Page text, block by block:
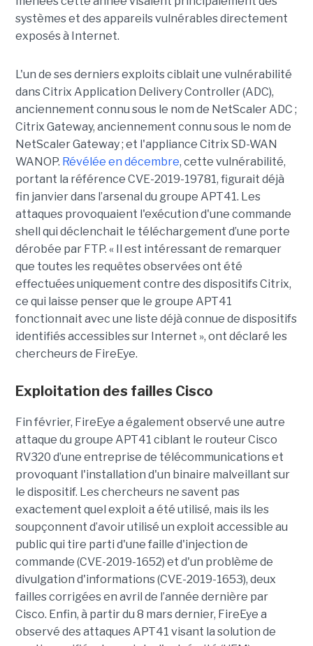
systèmes et des appareils vulnérables directement
exposés à Internet.
L'un de ses derniers exploits ciblait une vulnérabilité
dans Citrix Application Delivery Controller (ADC),
anciennement connu sous le nom de NetScaler ADC ;
Citrix Gateway, anciennement connu sous le nom de
NetScaler Gateway ; et l'appliance Citrix SD-WAN
WANOP. Révélée en décembre, cette vulnérabilité,
portant la référence CVE-2019-19781, figurait déjà
fin janvier dans l’arsenal du groupe APT41. Les
attaques provoquaient l'exécution d'une commande
shell qui déclenchait le téléchargement d’une porte
dérobée par FTP. « Il est intéressant de remarquer
que toutes les requêtes observées ont été
effectuées uniquement contre des dispositifs Citrix,
ce qui laisse penser que le groupe APT41
fonctionnait avec une liste déjà connue de dispositifs
identifiés accessibles sur Internet », ont déclaré les
chercheurs de FireEye.
Exploitation des failles Cisco
Fin février, FireEye a également observé une autre
attaque du groupe APT41 ciblant le routeur Cisco
RV320 d’une entreprise de télécommunications et
provoquant l'installation d'un binaire malveillant sur
le dispositif. Les chercheurs ne savent pas
exactement quel exploit a été utilisé, mais ils les
soupçonnent d’avoir utilisé un exploit accessible au
public qui tire parti d'une faille d'injection de
commande (CVE-2019-1652) et d'un problème de
divulgation d'informations (CVE-2019-1653), deux
failles corrigées en avril de l’année dernière par
Cisco. Enfin, à partir du 8 mars dernier, FireEye a
observé des attaques APT41 visant la solution de